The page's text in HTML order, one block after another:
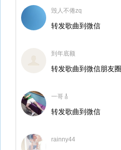
毁人不倦zq
转发歌曲到微信
到年底额
转发歌曲到微信朋友圈
一哥🎸
转发歌曲到微信
rainny44